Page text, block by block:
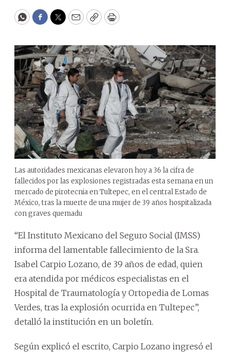
WhatsApp
Facebook
Twitter
EmailCopyPrint
Las autoridades mexicanas elevaron hoy a 36 la cifra de
fallecidos por las explosiones registradas esta semana en un
mercado de pirotecnia en Tultepec, en el central Estado de
México, tras la muerte de una mujer de 39 años hospitalizada
con graves quemadu
“El Instituto Mexicano del Seguro Social (IMSS)
informa del lamentable fallecimiento de la Sra.
Isabel Carpio Lozano, de 39 años de edad, quien
era atendida por médicos especialistas en el
Hospital de Traumatología y Ortopedia de Lomas
Verdes, tras la explosión ocurrida en Tultepec”,
detalló la institución en un boletín.
Según explicó el escrito, Carpio Lozano ingresó el